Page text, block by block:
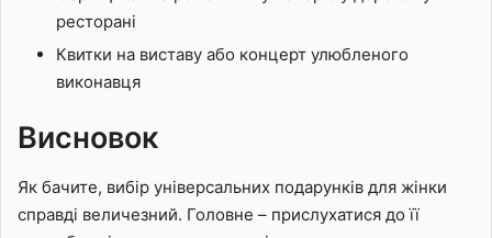
ресторані
Квитки на виставу або концерт улюбленого
виконавця
Висновок
Як бачите, вибір універсальних подарунків для жінки
справді величезний. Головне – прислухатися до її